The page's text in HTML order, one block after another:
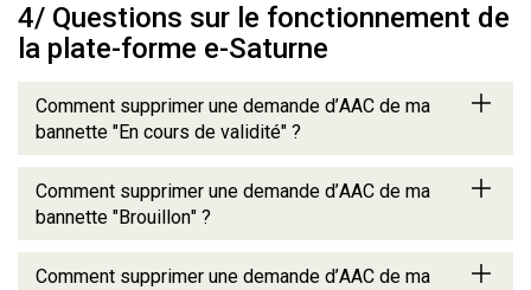
4/ Questions sur le fonctionnement de
la plate-forme e-Saturne
Comment supprimer une demande d’AAC de ma
bannette "En cours de validité" ?
Comment supprimer une demande d’AAC de ma
bannette "Brouillon" ?
Comment supprimer une demande d’AAC de ma